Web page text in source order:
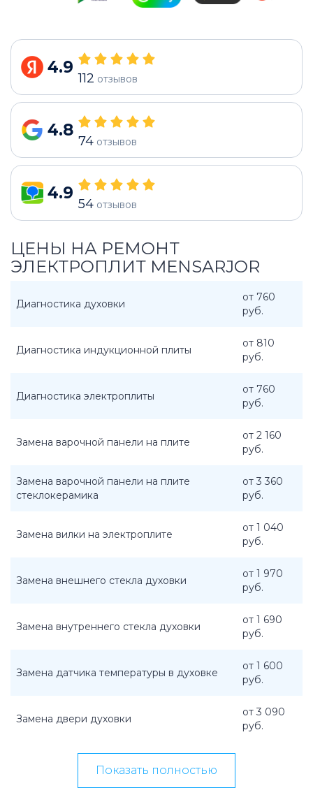
4.9
112 отзывов
4.8
74 отзывов
4.9
54 отзывов
ЦЕНЫ НА РЕМОНТ
ЭЛЕКТРОПЛИТ MENSARJOR
Диагностика духовки
от 760
руб.
Диагностика индукционной плиты
от 810
руб.
Диагностика электроплиты
от 760
руб.
Замена варочной панели на плите
от 2 160
руб.
Замена варочной панели на плите
стеклокерамика
от 3 360
руб.
Замена вилки на электроплите
от 1 040
руб.
Замена внешнего стекла духовки
от 1 970
руб.
Замена внутреннего стекла духовки
от 1 690
руб.
Замена датчика температуры в духовке
от 1 600
руб.
Замена двери духовки
от 3 090
руб.
Показать полностью